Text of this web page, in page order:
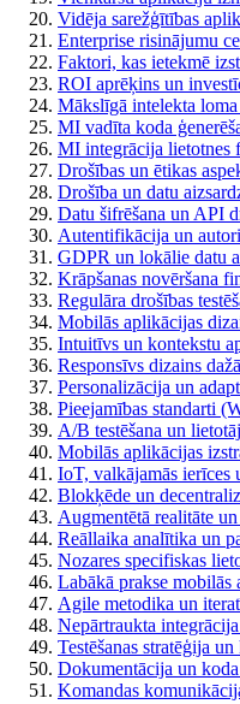
Vidēja sarežģītības
Enterprise risinājumu
Faktori, kas ietekmē
ROI aprēķins un
Mākslīgā intelekta
MI vadīta koda
MI integrācija lietotnes
Drošības un ētikas
Drošība un datu
Datu šifrēšana un API
Autentifikācija un
GDPR un lokālie datu
Krāpšanas novēršana
Regulāra drošības
Mobilās aplikācijas
Intuitīvs un kontekstu
Responsīvs dizains
Personalizācija un
Pieejamības standarti
A/B testēšana un
Mobilās aplikācijas
IoT, valkājamās ierīces
Blokķēde un
Augmentētā realitāte
Reāllaika analītika un
Nozares specifiskas
Labākā prakse mobilās
Agile metodika un
Nepārtraukta
Testēšanas stratēģija
Dokumentācija un
Komandas